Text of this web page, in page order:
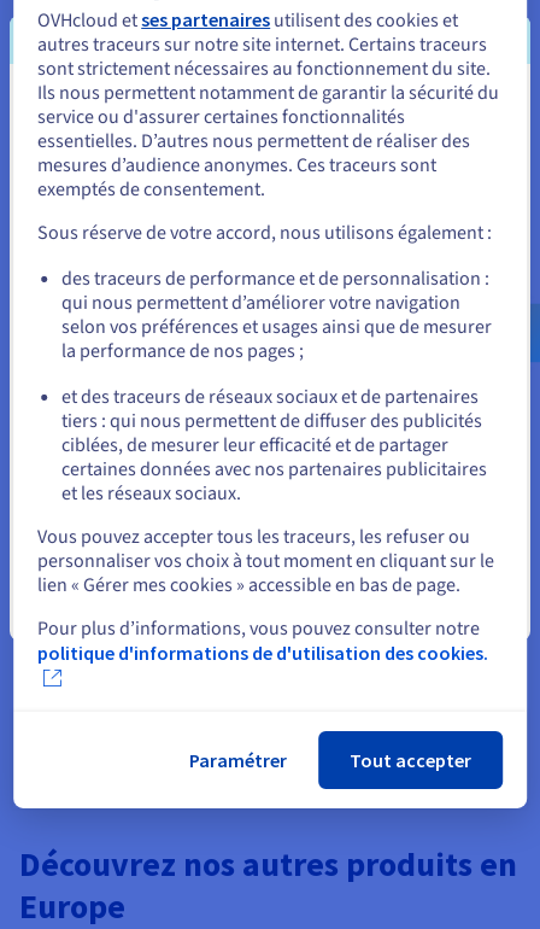
algorithmes sur des émulateurs et QPU en toute
simplicité.
Découvrir Quantum as a Service
Identité, sécurité et opérations
OVHcloud
Découvrir Solutions Identité, sécurité et opérations
Prêt à vous lancer ?
Créez un compte et activez vos
services dans la minute
Bénéficiez de2 000 Dhsofferts sur votre premier projet
Public Cloud
Découvrez nos autres produits en
Europe
Vous semblez être localisé en États-
Unis.
Pour commander, rendez-vous sur le site de votre pays (États-
Allez sur le site États-Unis
us.ovhcloud.com/
Anglais USD - $
ou
Rester sur le site actuel
Sélectionner un autre site web
OVHcloud etses partenaires utilisent des cookies et
autres traceurs sur notre site internet. Certains traceurs
sont strictement nécessaires au fonctionnement du site.
Ils nous permettent notamment de garantir la sécurité du
service ou d'assurer certaines fonctionnalités
essentielles. D’autres nous permettent de réaliser des
mesures d’audience anonymes. Ces traceurs sont
exemptés de consentement.
Sous réserve de votre accord, nous utilisons également :
des traceurs de performance et de personnalisation :
qui nous permettent d’améliorer votre navigation
selon vos préférences et usages ainsi que de mesurer
la performance de nos pages ;
et des traceurs de réseaux sociaux et de partenaires
tiers : qui nous permettent de diffuser des publicités
ciblées, de mesurer leur efficacité et de partager
certaines données avec nos partenaires publicitaires
et les réseaux sociaux.
Vous pouvez accepter tous les traceurs, les refuser ou
personnaliser vos choix à tout moment en cliquant sur le
lien « Gérer mes cookies » accessible en bas de page.
Pour plus d’informations, vous pouvez consulter notre
politique d'informations de d'utilisation des cookies.
Paramétrer Tout accepter